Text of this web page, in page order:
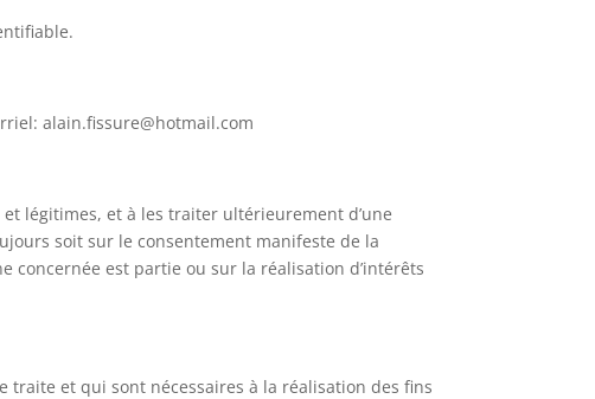
alain.fissure@hotmail.com
légitimes, et à les traiter ultérieurement d’une
soit sur le consentement manifeste de la
concernée est partie ou sur la réalisation d’intérêts
traite et qui sont nécessaires à la réalisation des fins